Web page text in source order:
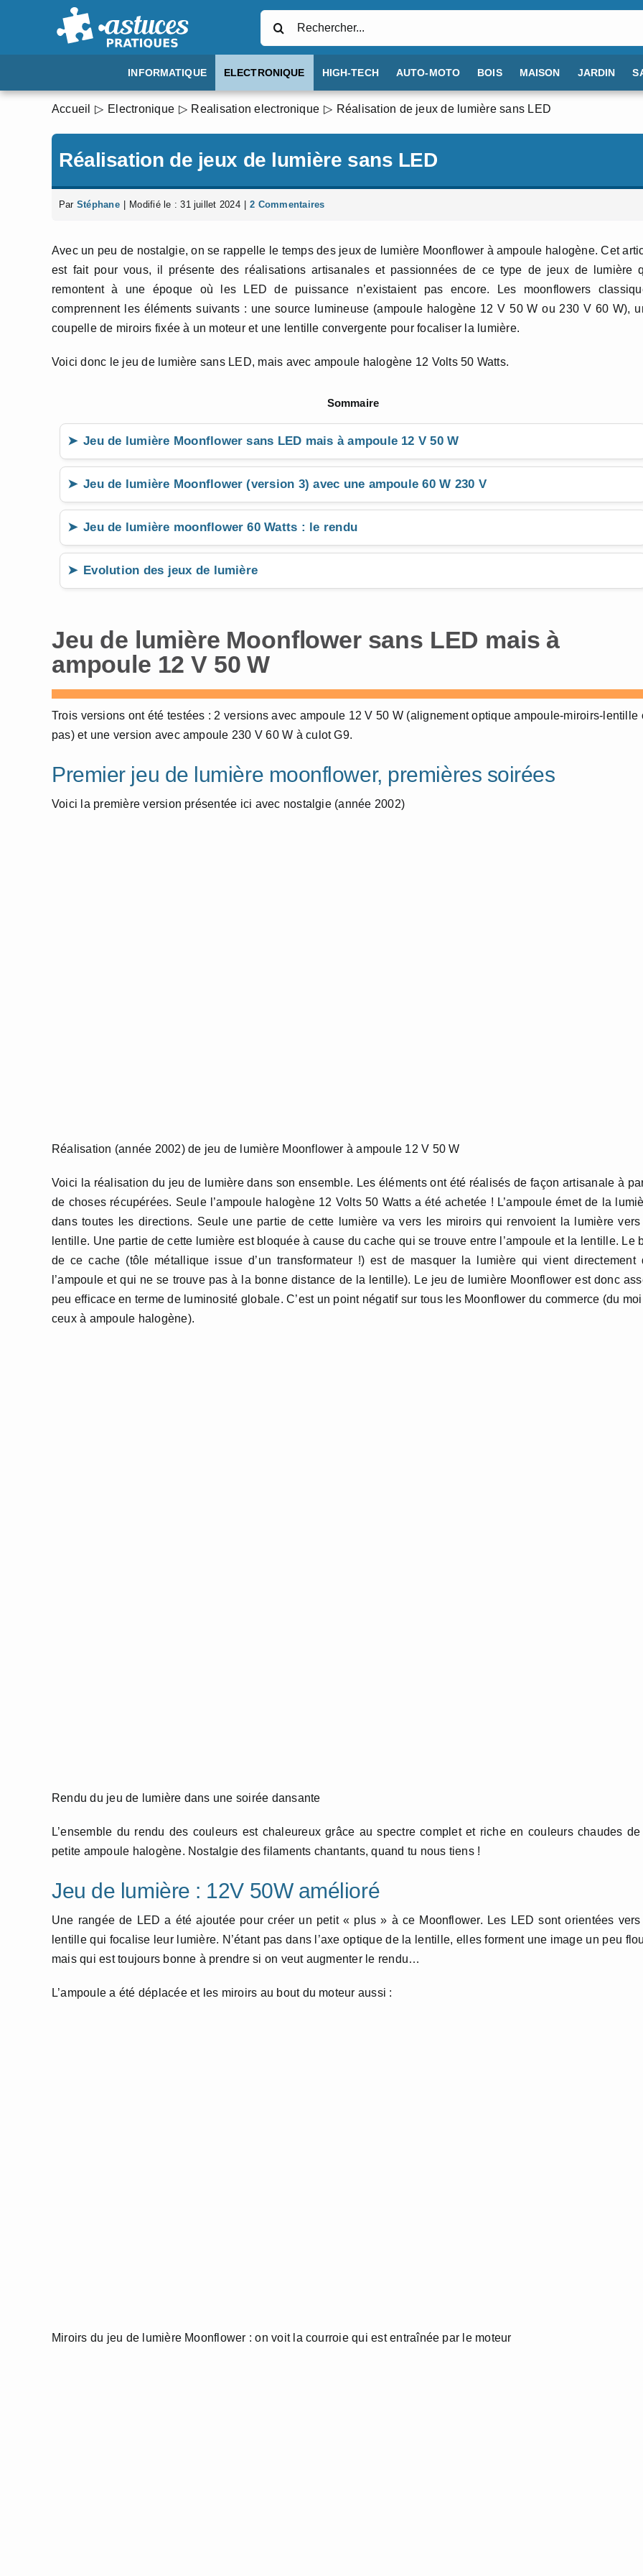
INFORMATIQUE ELECTRONIQUE HIGH-TECH AUTO-MOTO BOIS MAISON JARDIN
Accueil Electronique Realisation electronique Réalisation de jeux de lumière sans LED
Réalisation de jeux de lumière sans LED
Par Stéphane Modifié le : 31 juillet 2024 2 Commentaires
Avec un peu de nostalgie, on se rappelle le temps des jeux de lumière Moonflower à ampoule halogène. Cet
est fait pour vous, il présente des réalisations artisanales et passionnées de ce type de jeux de lumière
remontent à une époque où les LED de puissance n’existaient pas encore. Les moonflowers
comprennent les éléments suivants : une source lumineuse (ampoule halogène 12 V 50 W ou 230 V 60 W),
coupelle de miroirs fixée à un moteur et une lentille convergente pour focaliser la lumière.
Voici donc le jeu de lumière sans LED, mais avec ampoule halogène 12 Volts 50 Watts.
Sommaire
Jeu de lumière Moonflower sans LED mais à ampoule 12 V 50 W
Jeu de lumière Moonflower (version 3) avec une ampoule 60 W 230 V
Jeu de lumière moonflower 60 Watts : le rendu
Evolution des jeux de lumière
Jeu de lumière Moonflower sans LED mais à
ampoule 12 V 50 W
Trois versions ont été testées : 2 versions avec ampoule 12 V 50 W (alignement optique ampoule-miroirs-lentille
pas) et une version avec ampoule 230 V 60 W à culot G9.
Premier jeu de lumière moonflower, premières soirées
Voici la première version présentée ici avec nostalgie (année 2002)
Réalisation (année 2002) de jeu de lumière Moonflower à ampoule 12 V 50 W
Voici la réalisation du jeu de lumière dans son ensemble. Les éléments ont été réalisés de façon artisanale à
de choses récupérées. Seule l’ampoule halogène 12 Volts 50 Watts a été achetée ! L’ampoule émet de la
dans toutes les directions. Seule une partie de cette lumière va vers les miroirs qui renvoient la lumière
lentille. Une partie de cette lumière est bloquée à cause du cache qui se trouve entre l’ampoule et la lentille. Le
de ce cache (tôle métallique issue d’un transformateur !) est de masquer la lumière qui vient directement
l’ampoule et qui ne se trouve pas à la bonne distance de la lentille). Le jeu de lumière Moonflower est donc
peu efficace en terme de luminosité globale. C’est un point négatif sur tous les Moonflower du commerce (du
ceux à ampoule halogène).
Rendu du jeu de lumière dans une soirée dansante
L’ensemble du rendu des couleurs est chaleureux grâce au spectre complet et riche en couleurs chaudes
petite ampoule halogène. Nostalgie des filaments chantants, quand tu nous tiens !
Jeu de lumière : 12V 50W amélioré
Une rangée de LED a été ajoutée pour créer un petit « plus » à ce Moonflower. Les LED sont orientées
lentille qui focalise leur lumière. N’étant pas dans l’axe optique de la lentille, elles forment une image un peu
mais qui est toujours bonne à prendre si on veut augmenter le rendu…
L’ampoule a été déplacée et les miroirs au bout du moteur aussi :
Miroirs du jeu de lumière Moonflower : on voit la courroie qui est entraînée par le moteur